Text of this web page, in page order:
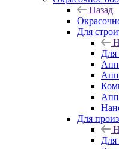
Назад
Для
Для
Для
Для